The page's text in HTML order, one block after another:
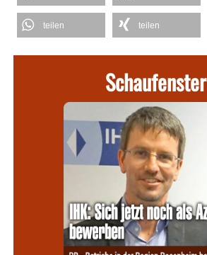
teilen teilen
Schaufenster